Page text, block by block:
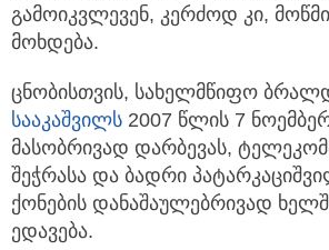
გამოიკვლევენ, კერძოდ კი,
მოხდება.
ცნობისთვის, სახელმწიფო
სააკაშვილს 2007 წლის 7
მასობრივად დარბევას,
შეჭრასა და ბადრი
ქონების დანაშაულებრივად
ედავება.